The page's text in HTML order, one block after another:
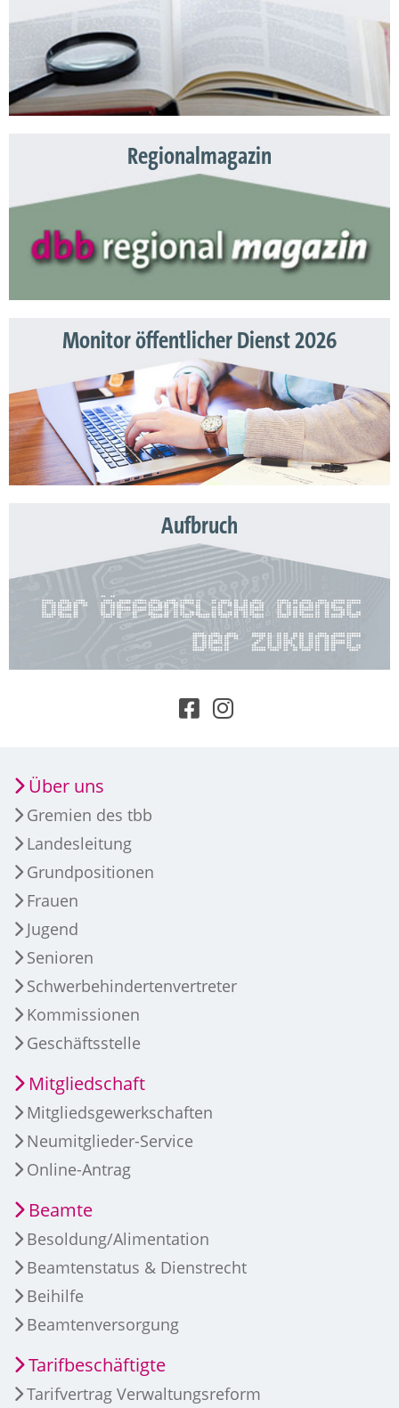
Regionalmagazin
Monitor öffentlicher Dienst 2026
Aufbruch
Über uns
Gremien des tbb
Landesleitung
Grundpositionen
Frauen
Jugend
Senioren
Schwerbehindertenvertreter
Kommissionen
Geschäftsstelle
Mitgliedschaft
Mitgliedsgewerkschaften
Neumitglieder-Service
Online-Antrag
Beamte
Besoldung/Alimentation
Beamtenstatus & Dienstrecht
Beihilfe
Beamtenversorgung
Tarifbeschäftigte
Tarifvertrag Verwaltungsreform